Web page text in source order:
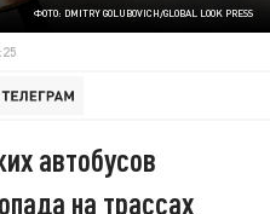
ФОТО: DMITRY GOLUBOVICH/GLOBAL LOOK PRESS
автобусов
на трассах